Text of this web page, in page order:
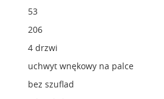
53
206
4 drzwi
uchwyt wnękowy na palce
bez szuflad